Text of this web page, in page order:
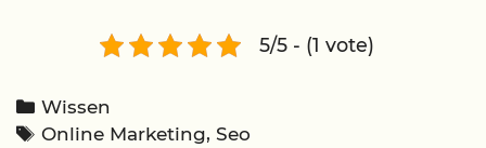
5/5 - (1 vote)
Categories
Wissen
Tags
Online Marketing,Seo